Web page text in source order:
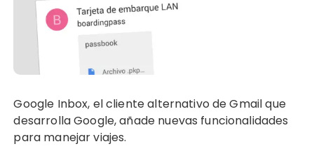
Google Inbox, el cliente alternativo de Gmail que
desarrolla Google, añade nuevas funcionalidades
para manejar viajes.